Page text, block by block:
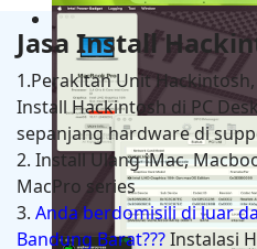
Adobe Photoshop 2025
Jasa Install
1.Perakitan Unit
Install Hackintosh di PC
sepanjang hardware di
2. Install Ulang iMac,
MacPro series
3. Anda berdomisili di luar
Bandung Barat???Instalasi